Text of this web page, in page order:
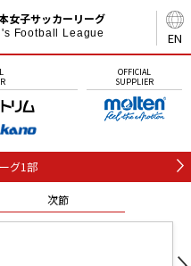
EN
女子サッカーリーグ
Football League
OFFICIAL
SUPPLIER
グ1部
次節